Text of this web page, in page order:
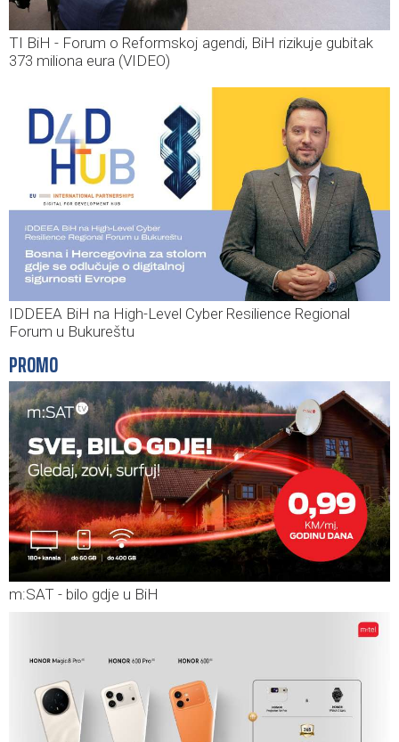
TI BiH - Forum o Reformskoj agendi, BiH rizikuje gubitak
373 miliona eura (VIDEO)
IDDEEA BiH na High-Level Cyber Resilience Regional
Forum u Bukureštu
PROMO
m:SAT - bilo gdje u BiH